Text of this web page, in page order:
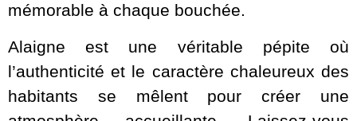
mémorable à chaque bouchée.
Alaigne est une véritable pépite où
l’authenticité et le caractère chaleureux des
habitants se mêlent pour créer une